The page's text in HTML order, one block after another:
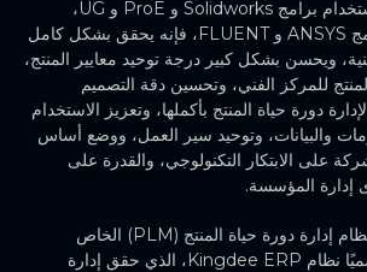
الرسم ثلاثي الأبعاد باستخدام برامج Solidworks و ProE و UG،
التحليل باستخدام برنامج ANSYS و FLUENT، فإنه يحقق بشكل كامل
ويحسن بشكل كبير درجة توحيد معايير المنتج،
للمركز الفني، وتحسين دقة التصميم
دورة حياة المنتج بأكملها، وتعزيز الاستخدام
والبيانات، وتوحيد سير العمل، ووضع أساس
على الابتكار التكنولوجي، والقدرة على
إدارة المؤسسة.
في مايو 2016، تبلور نظام إدارة دورة حياة المنتج (PLM) الخاص
بالشركة، ثم أُطلق رسميًا نظام Kingdee ERP، الذي حقق إدارة